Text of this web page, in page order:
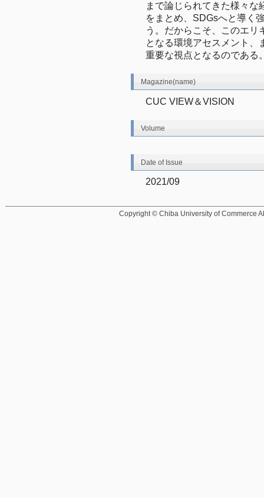
まで論じられてきた様々な
をまとめ、SDGsへと導く
う。だからこそ、このエリ
となる環境アセスメント、
重要な視点となるのである
Magazine(name)
CUC VIEW＆VISION
Volume
Date of Issue
2021/09